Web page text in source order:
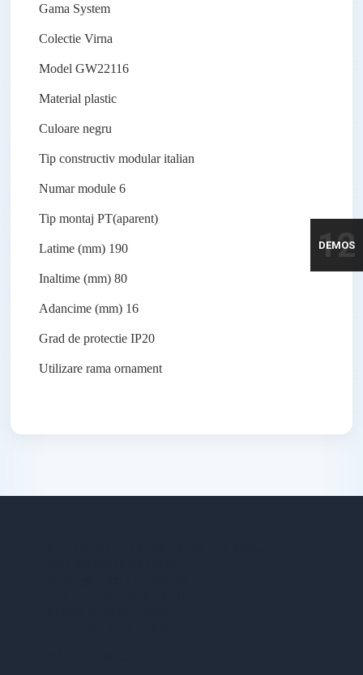
Gama System
ColectieVirna
ModelGW22116
Materialplastic
Culoarenegru
Tip constructivmodular italian
Numar module6
Tip montajPT(aparent)
Latime (mm) 190
Inaltime (mm)80
Adancime (mm) 16
Grad de protectieIP20
Utilizarerama ornament
DEMOS
12